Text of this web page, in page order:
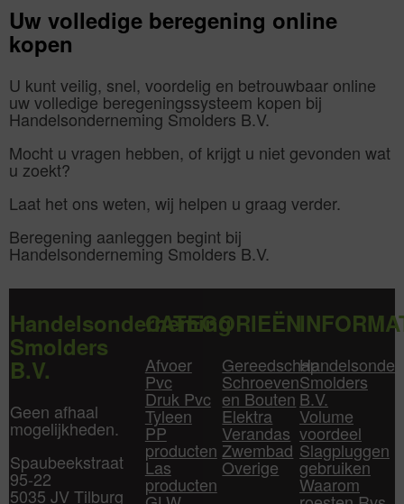
Uw volledige beregening online
kopen
U kunt veilig, snel, voordelig en betrouwbaar online
uw volledige beregeningssysteem kopen bij
Handelsonderneming Smolders B.V.
Mocht u vragen hebben, of krijgt u niet gevonden wat
u zoekt?
Laat het ons weten, wij helpen u graag verder.
Beregening aanleggen begint bij
Handelsonderneming Smolders B.V.
Handelsonderneming
Smolders
B.V.
Geen afhaal
mogelijkheden.
Spaubeekstraat
95-22
5035 JV Tilburg
CATEGORIEËN
Afvoer
Pvc
Druk Pvc
Tyleen
PP
producten
Las
producten
Gereedschap
Schroeven
en Bouten
Elektra
Verandas
Zwembad
Overige
Smolders
B.V.
Volume
voordeel
Slagpluggen
gebruiken
Waarom